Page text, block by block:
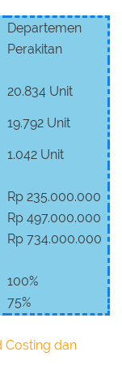
Departemen
Perakitan
20.834 Unit
19.792 Unit
1.042 Unit
Rp 235.000.000
Rp 497.000.000
Rp 734.000.000
100%
75%
Costing dan